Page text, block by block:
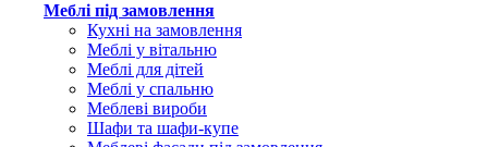
Меблі під замовлення
Кухні на замовлення
Меблі у вітальню
Меблі для дітей
Меблі у спальню
Меблеві вироби
Шафи та шафи-купе